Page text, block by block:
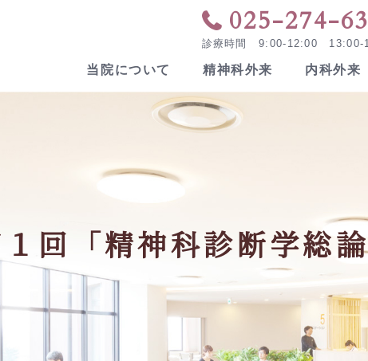
025-274-
診療時間 9:00-12:00 13:00-
当院について
病院概要
へ
精神科外来 内科外来
看護部
回「精神科診断学総